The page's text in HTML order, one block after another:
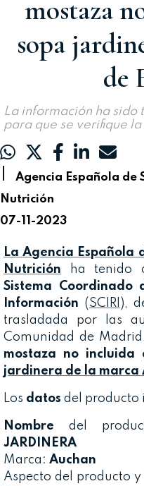
mostaza
sopa
de
La información ha sido
para que se verifique
Agencia Española de
Nutrición
07-11-2023
La Agencia
Nutrición ha tenido
Sistema Coordinado
Información (SCIRI ),
trasladada por las
Comunidad de
mostaza no
jardinera de la marca
Los datos del producto
Nombre del
JARDINERA
Marca: Auchan
Aspecto del producto